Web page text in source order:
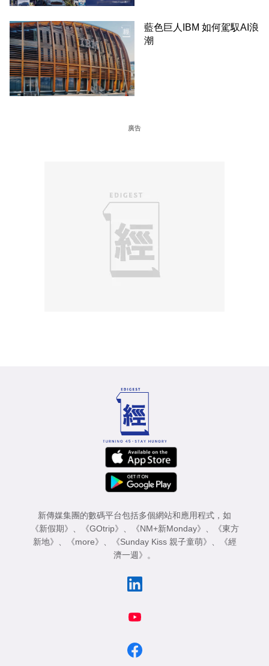
藍色巨人IBM 如何駕馭AI浪
潮
廣告
新傳媒集團的數碼平台包括多個網站和應用程式，如
《新假期》
《GOtrip》 《NM+新Monday》
《東方
新地》
《more》 《Sunday Kiss 親子童萌》
《經
濟一週》
。